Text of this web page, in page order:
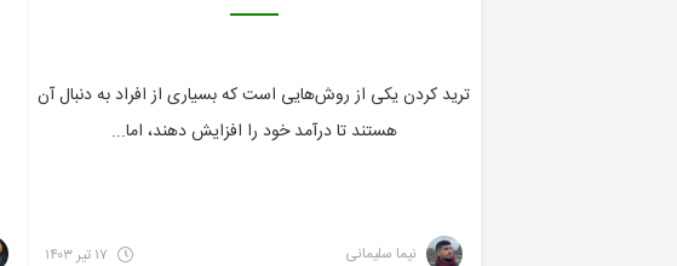
ترید کردن یکی از روش‌هایی است که بسیاری از افراد به دنبال آن
هستند تا درآمد خود را افزایش دهند، اما...
نیما سلیمانی